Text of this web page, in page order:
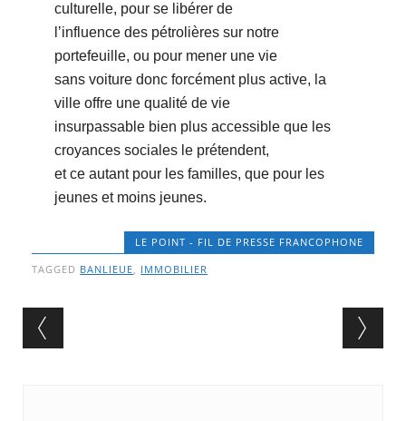
culturelle, pour se libérer de
lʼinfluence des pétrolières sur notre
portefeuille, ou pour mener une vie
sans voiture donc forcément plus active, la
ville offre une qualité de vie
insurpassable bien plus accessible que les
croyances sociales le prétendent,
et ce autant pour les familles, que pour les
jeunes et moins jeunes.
LE POINT - FIL DE PRESSE FRANCOPHONE
TAGGED BANLIEUE, IMMOBILIER
Post navigation